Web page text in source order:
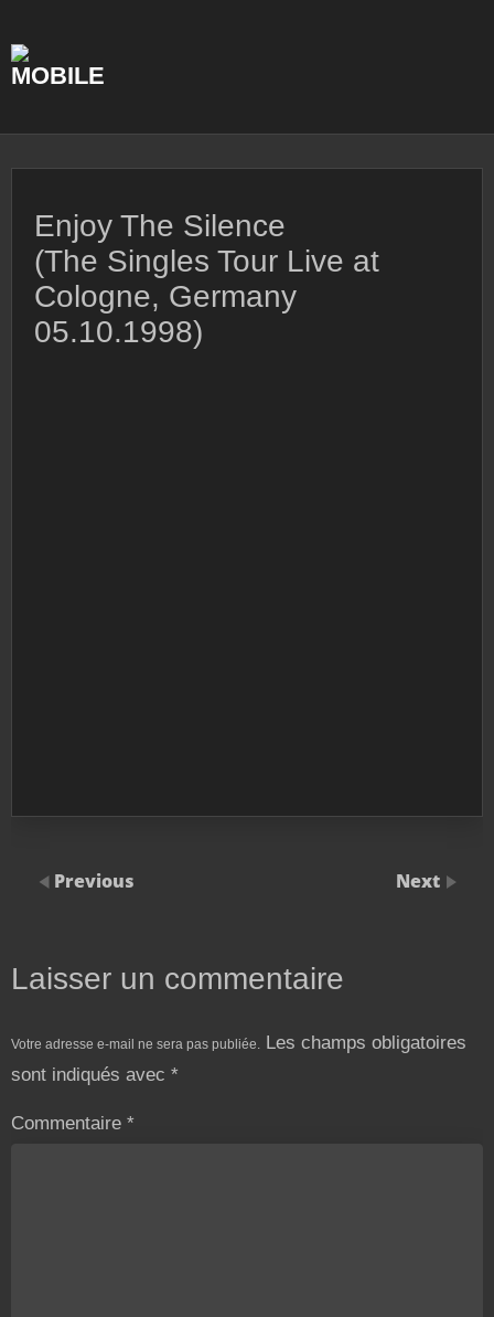
content
Enjoy The Silence
(The Singles Tour Live at
Cologne, Germany
05.10.1998)
Previous Next
Laisser un commentaire
Votre adresse e-mail ne sera pas publiée. Les champs obligatoires
sont indiqués avec *
Commentaire *